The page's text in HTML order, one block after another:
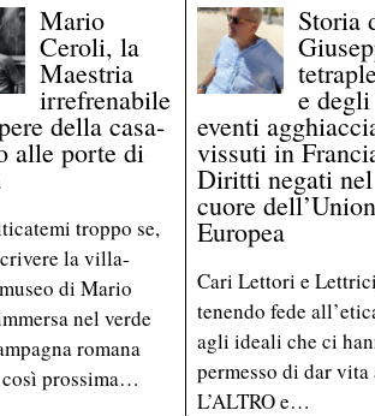
Mario
Ceroli, la
Maestria
irrefrenabile
della casa-
alle porte di
troppo se,
la villa-
di Mario
nel verde
romana
prossima…
Storia
e degli
eventi
vissuti in
Diritti negati nel
cuore
Europea
Cari Lettori e
tenendo fede
agli ideali che ci
permesso di dar vita
L’ALTRO e…